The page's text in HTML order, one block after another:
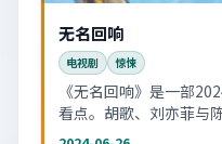
无名回响
电视剧 惊悚
《无名回响》是一部
看点。胡歌、刘亦菲与
演上更稳，适合喜欢细